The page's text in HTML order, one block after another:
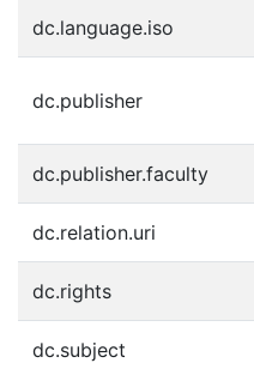
dc.language.iso
dc.publisher
dc.publisher.faculty
dc.relation.uri
dc.rights
dc.subject